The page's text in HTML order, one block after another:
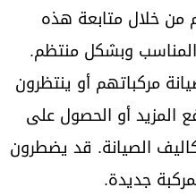
من خلال متابعة هذه
وبشكل منتظم.
مركباتهم أو ينتظرون
المزيد أو الحصول على
الصيانة. قد يضطرون
جديدة.